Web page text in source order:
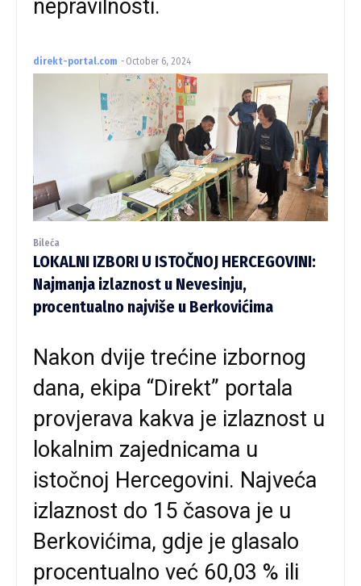
nepravilnosti.
direkt-portal.com - October 6, 2024
Bileća
LOKALNI IZBORI U ISTOČNOJ HERCEGOVINI:
Najmanja izlaznost u Nevesinju,
procentualno najviše u Berkovićima
Nakon dvije trećine izbornog
dana, ekipa “Direkt” portala
provjerava kakva je izlaznost u
lokalnim zajednicama u
istočnoj Hercegovini. Najveća
izlaznost do 15 časova je u
Berkovićima, gdje je glasalo
procentualno već 60,03 % ili